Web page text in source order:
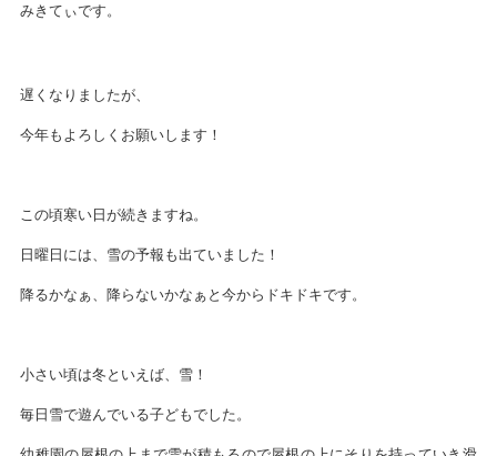
みきてぃです。
遅くなりましたが、
今年もよろしくお願いします！
この頃寒い日が続きますね。
日曜日には、雪の予報も出ていました！
降るかなぁ、降らないかなぁと今からドキドキです。
小さい頃は冬といえば、雪！
毎日雪で遊んでいる子どもでした。